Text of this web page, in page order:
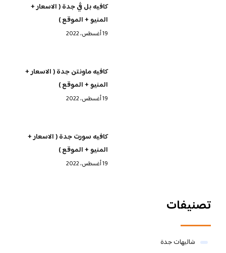
كافيه بل ڤي جدة ( الاسعار +
المنيو + الموقع )
19 أغسطس، 2022
كافيه ماونتن جدة ( الاسعار +
المنيو + الموقع )
19 أغسطس، 2022
كافيه سورت جدة ( الاسعار +
المنيو + الموقع )
19 أغسطس، 2022
تصنيفات
شاليهات جدة